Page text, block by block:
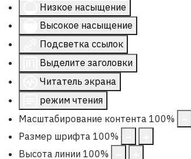
Низкое насыщение
Высокое насыщение
Подсветка ссылок
Выделите заголовки
Читатель экрана
режим чтения
Масштабирование контента 100%
Размер шрифта 100%
Высота линии 100%